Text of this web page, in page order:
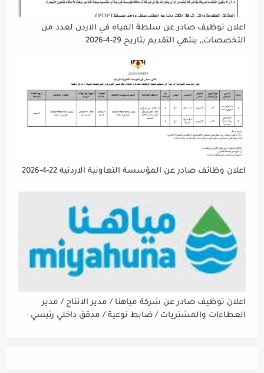
اعلان توظيف صادر عن سلطة المياه في الاردن لعدد من
التخصصات,, ينتهي التقديم بتاريح 29-4-2026
اعلان وظائف صادر عن المؤسسة التعاونية الاردنية 22-4-2026
اعلان توظيف صادر عن شركة مياهنا / مدير الانتاج / مدير
العطاءات والمشتريات / ضابط نوعية / مدقق داخلي رئيسي -